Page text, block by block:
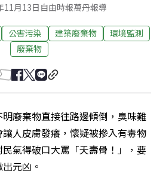
11月13日自由時報萬丹報導
公害污染 建築廢棄物
環境監測
廢棄物
廢棄物直接往路邊傾倒，臭味難
人皮膚發癢，懷疑被摻入有毒物
氣得破口大罵「夭壽骨！」，要
元凶。